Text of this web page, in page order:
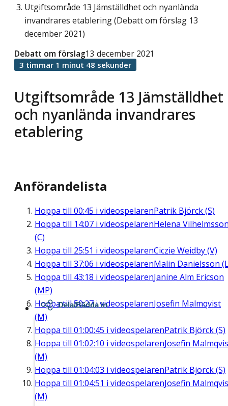
Utgiftsområde 13 Jämställdhet och nyanlända
invandrares etablering (Debatt om förslag 13
december 2021)
Utgiftsområde 13 Jämställdhet
och nyanlända invandrares
etablering
Debatt om förslag13 december 2021
3 timmar 1 minut 48 sekunder
Anförandelista
Hoppa till 00:45 i videospelarenPatrik Björck (S)
Hoppa till 14:07 i videospelarenHelena
(C)
Hoppa till 25:51 i videospelarenCiczie Weidby (V)
Hoppa till 37:06 i videospelarenMalin Danielsson
Hoppa till 43:18 i videospelarenJanine Alm Ericson
(MP)
Hoppa till50:27i videospelarenJosefin Malmqvist
(M)
Hoppa till 01:00:45 i videospelarenPatrik Björck (S)
Hoppa till 01:02:10 i videospelarenJosefin
(M)
Hoppa till 01:04:03 i videospelarenPatrik Björck (S)
Hoppa till 01:04:51 i videospelarenJosefin
(M)
Dela/Bädda in